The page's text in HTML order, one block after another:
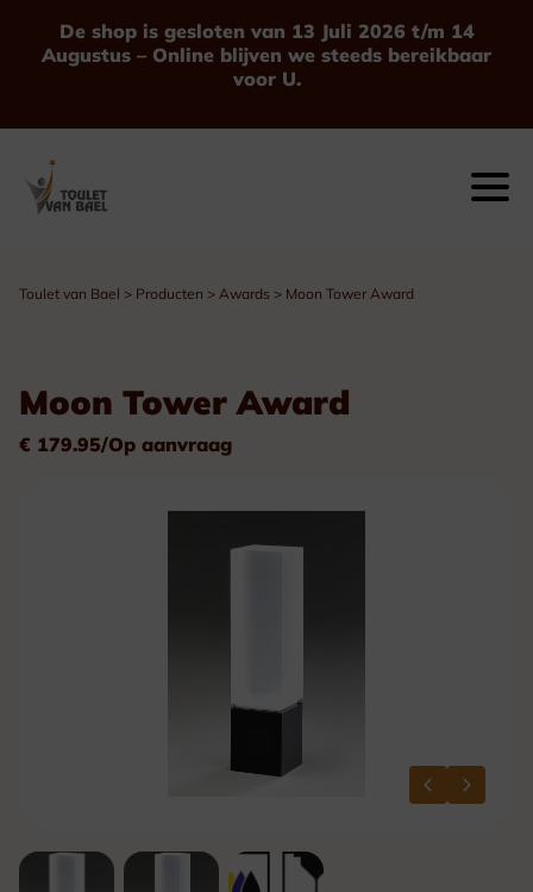
De shop is gesloten van 13 Juli 2026 t/m 14
Augustus – Online blijven we steeds bereikbaar
voor U.
Toulet van Bael > Producten > Awards > Moon Tower Award
Moon Tower Award
€ 179.95/Op aanvraag